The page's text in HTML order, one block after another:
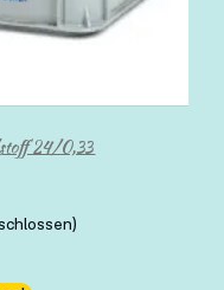
24/0,33